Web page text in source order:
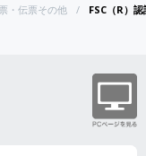
・伝票その他 FSC（R）